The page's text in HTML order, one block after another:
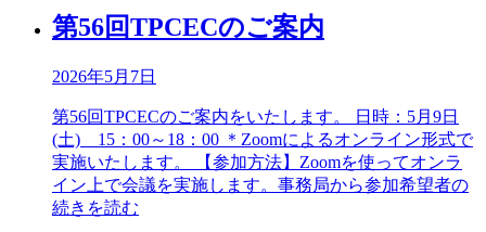
第56回TPCECのご案内
2026年5月7日
第56回TPCECのご案内をいたします。 日時：5月9日
(土) 15：00～18：00 ＊Zoomによるオンライン形式で
実施いたします。 【参加方法】Zoomを使ってオンラ
イン上で会議を実施します。事務局から参加希望者の
続きを読む